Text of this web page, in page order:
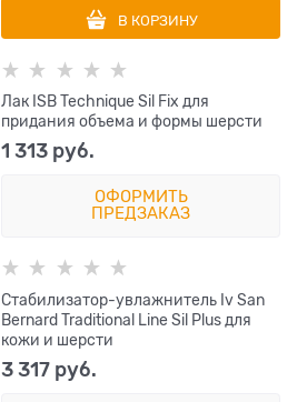
В КОРЗИНУ
Лак ISB Technique Sil Fix для
придания объема и формы шерсти
1 313 руб.
ОФОРМИТЬ
ПРЕДЗАКАЗ
Стабилизатор-увлажнитель Iv San
Bernard Traditional Line Sil Plus для
кожи и шерсти
3 317 руб.